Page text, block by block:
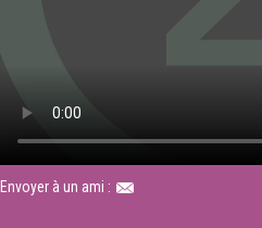
Envoyer à un ami :